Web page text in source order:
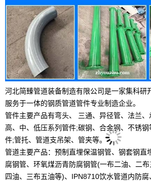
河北简臻管道装备制造有限公司是一家集科研
服务于一体的钢质管道管件专业制造企业。
管件主要产品有弯头、 三通、异径管、法兰
高、中、低压系列管件;碳钢、合金钢、不锈
件;管托、管道支吊架、管夹等。
管道主要产品：预制直埋保温钢管、钢套钢直
腐钢管、环氧煤沥青防腐钢管(一布二油、二
四油、三布五油等)、IPN8710饮水管道内防